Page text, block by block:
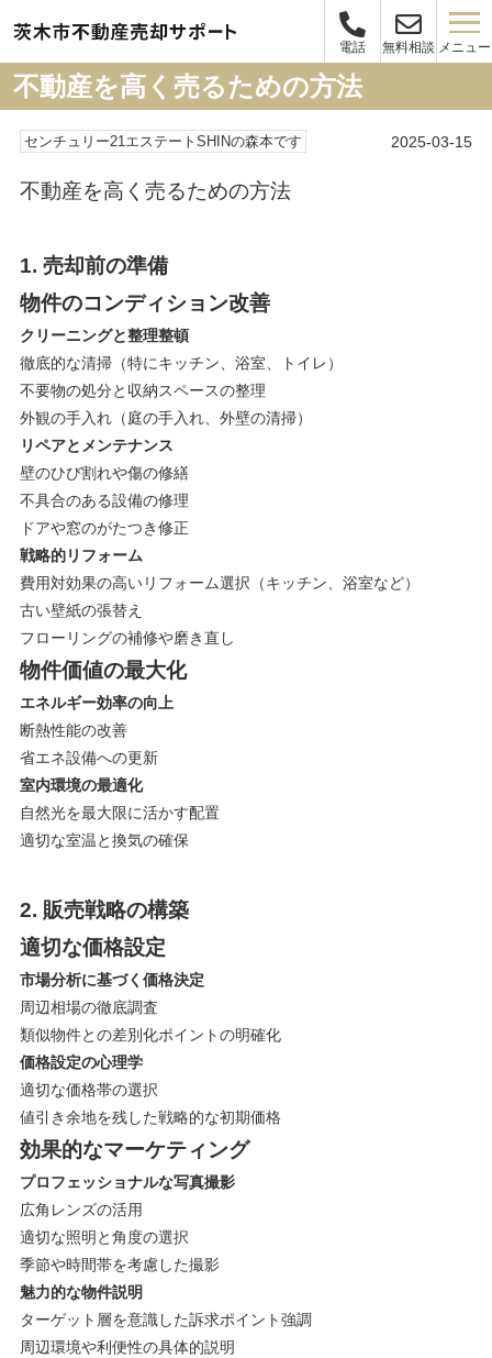
電話 無料相談 メニュー
不動産を高く売るための方法
センチュリー21エステートSHINの森本です 2025-03-15
不動産を高く売るための方法
1. 売却前の準備
物件のコンディション改善
クリーニングと整理整頓
徹底的な清掃（特にキッチン、浴室、トイレ）
不要物の処分と収納スペースの整理
外観の手入れ（庭の手入れ、外壁の清掃）
リペアとメンテナンス
壁のひび割れや傷の修繕
不具合のある設備の修理
ドアや窓のがたつき修正
戦略的リフォーム
費用対効果の高いリフォーム選択（キッチン、浴室など）
古い壁紙の張替え
フローリングの補修や磨き直し
物件価値の最大化
エネルギー効率の向上
断熱性能の改善
省エネ設備への更新
室内環境の最適化
自然光を最大限に活かす配置
適切な室温と換気の確保
2. 販売戦略の構築
適切な価格設定
市場分析に基づく価格決定
周辺相場の徹底調査
類似物件との差別化ポイントの明確化
価格設定の心理学
適切な価格帯の選択
値引き余地を残した戦略的な初期価格
効果的なマーケティング
プロフェッショナルな写真撮影
広角レンズの活用
適切な照明と角度の選択
季節や時間帯を考慮した撮影
魅力的な物件説明
ターゲット層を意識した訴求ポイント強調
周辺環境や利便性の具体的説明